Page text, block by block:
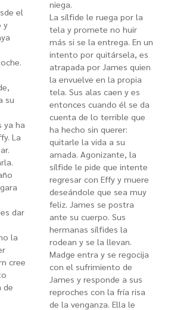
el
y
su
ya ha
La
dar
la
cree
de
niega.
La sílfide le ruega por la
tela y promete no huir
más si se la entrega. En un
intento por quitársela, es
atrapada por James quien
la envuelve en la propia
tela. Sus alas caen y es
entonces cuando él se da
cuenta de lo terrible que
ha hecho sin querer:
quitarle la vida a su
amada. Agonizante, la
sílfide le pide que intente
regresar con Effy y muere
deseándole que sea muy
feliz. James se postra
ante su cuerpo. Sus
hermanas sílfides la
rodean y se la llevan.
Madge entra y se regocija
con el sufrimiento de
James y responde a sus
reproches con la fría risa
de la venganza. Ella le